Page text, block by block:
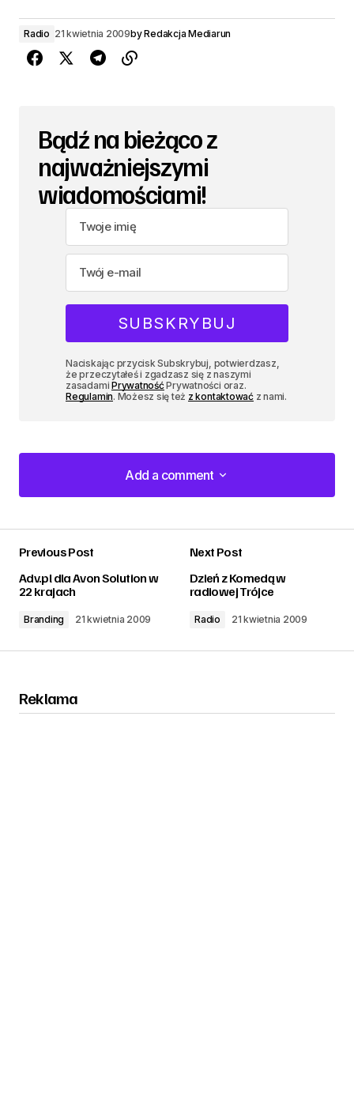
Radio 21 kwietnia 2009byRedakcja Mediarun
Bądź na bieżąco z
najważniejszymi
wiadomościami!
Naciskając przycisk Subskrybuj, potwierdzasz,
że przeczytałeś i zgadzasz się z naszymi
zasadamiPrywatnośćPrywatności oraz.
Regulamin. Możesz się też z kontaktowaćz nami.
Add a comment
Add a comment
Previous Post
Adv.pl dla Avon Solution w
22 krajach
Branding 21 kwietnia 2009
Next Post
Dzień z Komedą w
radiowej Trójce
Radio 21 kwietnia 2009
Reklama